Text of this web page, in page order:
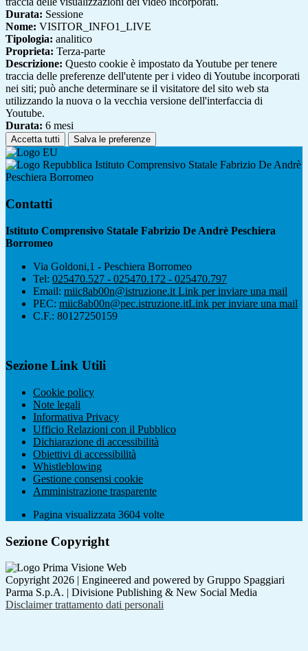
Durata: Sessione
Nome: VISITOR_INFO1_LIVE
Tipologia: analitico
Proprieta: Terza-parte
Descrizione: Questo cookie è impostato da Youtube per tenere
traccia delle preferenze dell'utente per i video di Youtube incorporati
nei siti; può anche determinare se il visitatore del sito web sta
utilizzando la nuova o la vecchia versione dell'interfaccia di
Youtube.
Durata: 6 mesi
Accetta tutti Salva le preferenze
Istituto Comprensivo Statale Fabrizio De Andrè
Peschiera Borromeo
Contatti
Istituto Comprensivo Statale Fabrizio De Andrè Peschiera
Borromeo
Via Goldoni,1 - Peschiera Borromeo
Tel: 025470.527 - 025470.172 - 025470.797
Email: miic8ab00n@istruzione.it Link per inviare una mail
PEC: miic8ab00n@pec.istruzione.itLink per inviare una mail
C.F.: 80127250159
Sezione Link Utili
Cookie policy
Note legali
Informativa Privacy
Ufficio Relazioni con il Pubblico
Dichiarazione di accessibilità
Obiettivi di accessibilità
Whistleblowing
Gestione consensi cookie
Amministrazione trasparente
Pagina visualizzata 3604 volte
Sezione Copyright
Copyright 2026 | Engineered and powered by Gruppo Spaggiari
Parma S.p.A. | Divisione Publishing & New Social Media
Disclaimer trattamento dati personali